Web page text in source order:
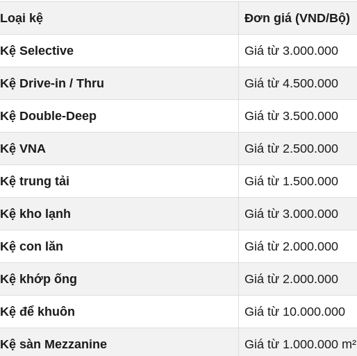
Loại kệ Đơn giá (VND/Bộ)
Kệ Selective Giá từ 3.000.000
Kệ Drive-in / Thru Giá từ 4.500.000
Kệ Double-Deep Giá từ 3.500.000
Kệ VNA Giá từ 2.500.000
Kệ trung tải Giá từ 1.500.000
Kệ kho lạnh Giá từ 3.000.000
Kệ con lăn Giá từ 2.000.000
Kệ khớp ống Giá từ 2.000.000
Kệ để khuôn Giá từ 10.000.000
Kệ sàn Mezzanine Giá từ 1.000.000 m²